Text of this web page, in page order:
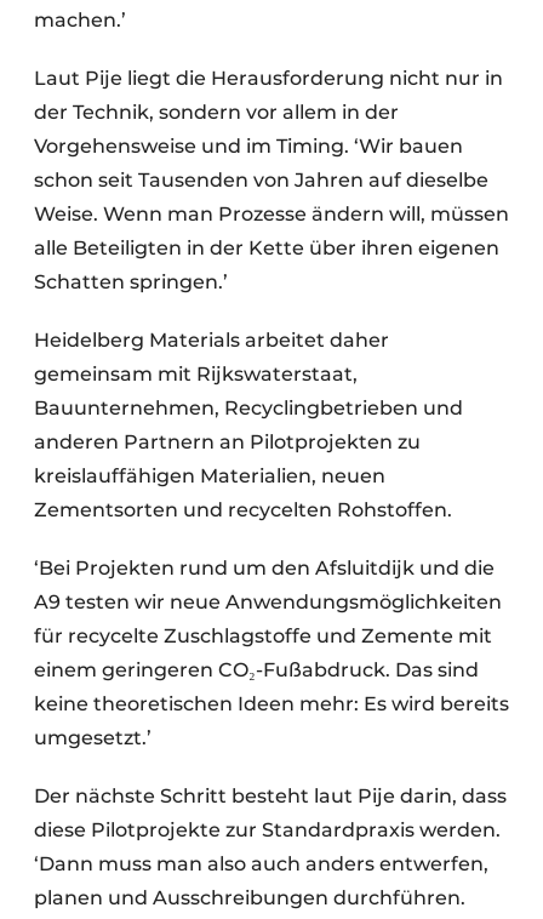
machen.’
Laut Pije liegt die Herausforderung nicht nur in
der Technik, sondern vor allem in der
Vorgehensweise und im Timing. ‘Wir bauen
schon seit Tausenden von Jahren auf dieselbe
Weise. Wenn man Prozesse ändern will, müssen
alle Beteiligten in der Kette über ihren eigenen
Schatten springen.’
Heidelberg Materials arbeitet daher
gemeinsam mit Rijkswaterstaat,
Bauunternehmen, Recyclingbetrieben und
anderen Partnern an Pilotprojekten zu
kreislauffähigen Materialien, neuen
Zementsorten und recycelten Rohstoffen.
‘Bei Projekten rund um den Afsluitdijk und die
A9 testen wir neue Anwendungsmöglichkeiten
für recycelte Zuschlagstoffe und Zemente mit
einem geringeren CO₂-Fußabdruck. Das sind
keine theoretischen Ideen mehr: Es wird bereits
umgesetzt.’
Der nächste Schritt besteht laut Pije darin, dass
diese Pilotprojekte zur Standardpraxis werden.
‘Dann muss man also auch anders entwerfen,
planen und Ausschreibungen durchführen.